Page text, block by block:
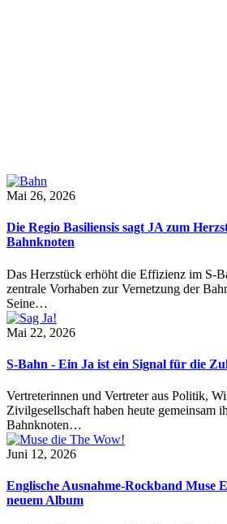
Mai 26, 2026
Die Regio Basiliensis sagt JA zum
Bahnknoten
Das Herzstück erhöht die Effizienz im S-
zentrale Vorhaben zur Vernetzung der
Seine…
Mai 22, 2026
S-Bahn - Ein Ja ist ein Signal für die
Vertreterinnen und Vertreter aus Politik,
Zivilgesellschaft haben heute gemeinsam
Bahnknoten…
Juni 12, 2026
Englische Ausnahme-Rockband Muse
neuem Album